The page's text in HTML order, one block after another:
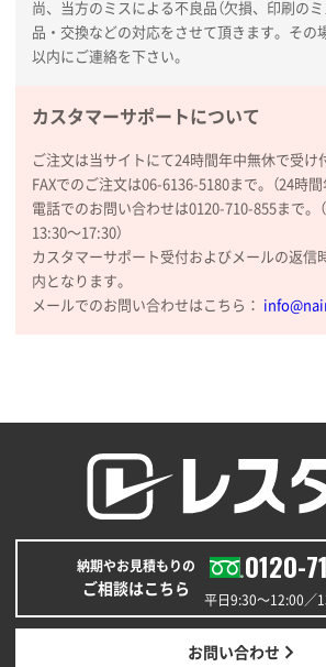
かったため
山口県P社様
③1枚
希望の商品の取り扱いがあったので
大阪府のお客様
厚手コットンマチ付トートL ナチュ
200枚
2025年12月25日 13:33
以前の注文も含め価格と品質
青森県K社様
ワンポイントポリ袋 A4サイズ1000
2025年12月24日 13:22
安い
尚、当方のミスによる不良品（欠損、印刷のミ
品・交換などの対応をさせて頂きます。その
以内にご連絡を下さい。
カスタマーサポートについて
ご注文は当サイトにて24時間年中無休で受け
FAXでのご注文は06-6136-5180まで。（24時間
電話でのお問い合わせは0120-710-855まで。
13:30〜17:30）
カスタマーサポート受付およびメールの返信
内となります。
メールでのお問い合わせはこちら：
納期やお見積もりの
ご相談はこちら
0120-
平日9:30〜12:00／
お問い合わせ